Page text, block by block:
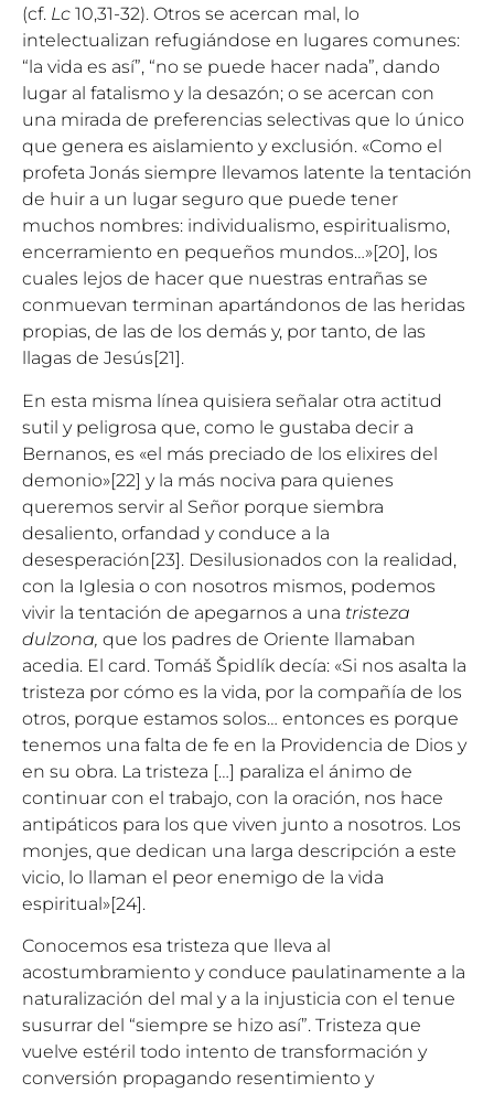
(cf. Lc 10,31-32). Otros se acercan mal, lo
intelectualizan refugiándose en lugares comunes:
“la vida es así”, “no se puede hacer nada”, dando
lugar al fatalismo y la desazón; o se acercan con
una mirada de preferencias selectivas que lo único
que genera es aislamiento y exclusión. «Como el
profeta Jonás siempre llevamos latente la tentación
de huir a un lugar seguro que puede tener
muchos nombres: individualismo, espiritualismo,
encerramiento en pequeños mundos…»[20] , los
cuales lejos de hacer que nuestras entrañas se
conmuevan terminan apartándonos de las heridas
propias, de las de los demás y, por tanto, de las
llagas de Jesús [21] .
En esta misma línea quisiera señalar otra actitud
sutil y peligrosa que, como le gustaba decir a
Bernanos, es «el más preciado de los elixires del
demonio»[22] y la más nociva para quienes
queremos servir al Señor porque siembra
desaliento, orfandad y conduce a la
desesperación[23]. Desilusionados con la realidad,
con la Iglesia o con nosotros mismos, podemos
vivir la tentación de apegarnos a una tristeza
dulzona, que los padres de Oriente llamaban
acedia. El card. Tomáš Špidlík decía: «Si nos asalta la
tristeza por cómo es la vida, por la compañía de los
otros, porque estamos solos… entonces es porque
tenemos una falta de fe en la Providencia de Dios y
en su obra. La tristeza […] paraliza el ánimo de
continuar con el trabajo, con la oración, nos hace
antipáticos para los que viven junto a nosotros. Los
monjes, que dedican una larga descripción a este
vicio, lo llaman el peor enemigo de la vida
espiritual»[24].
Conocemos esa tristeza que lleva al
acostumbramiento y conduce paulatinamente a la
naturalización del mal y a la injusticia con el tenue
susurrar del “siempre se hizo así”. Tristeza que
vuelve estéril todo intento de transformación y
conversión propagando resentimiento y